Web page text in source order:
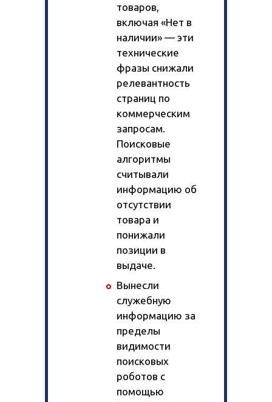
товаров,
включая «Нет в
наличии» — эти
технические
фразы снижали
релевантность
страниц по
коммерческим
запросам.
Поисковые
алгоритмы
считывали
информацию об
отсутствии
товара и
понижали
позиции в
выдаче.
Вынесли
служебную
информацию за
пределы
видимости
поисковых
роботов с
помощью